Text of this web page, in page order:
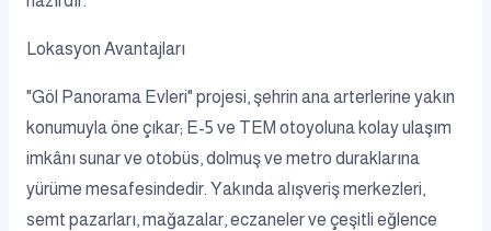
Lokasyon Avantajları
"Göl Panorama Evleri" projesi, şehrin ana arterlerine yakın
konumuyla öne çıkar; E-5 ve TEM otoyoluna kolay ulaşım
imkânı sunar ve otobüs, dolmuş ve metro duraklarına
yürüme mesafesindedir. Yakında alışveriş merkezleri,
semt pazarları, mağazalar, eczaneler ve çeşitli eğlence